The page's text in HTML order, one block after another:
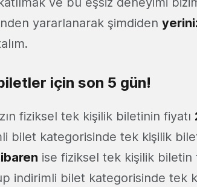
yararlanarak şimdiden
için son 5 gün!
fiziksel tek kişilik biletinin fiyatı
bilet kategorisinde tek kişilik
ise fiziksel tek kişilik biletin
indirimli bilet kategorisinde tek